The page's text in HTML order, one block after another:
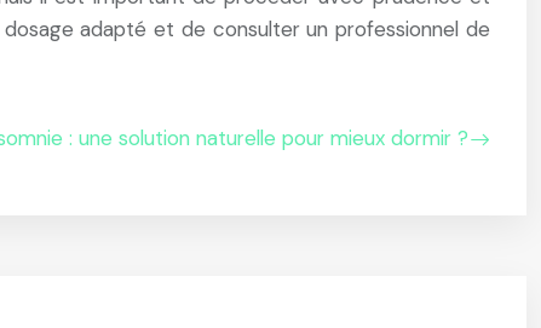
adapté et de consulter un professionnel de
: une solution naturelle pour mieux dormir ?